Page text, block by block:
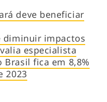
deve beneficiar
diminuir impactos
especialista
Brasil fica em 8,8%
2023